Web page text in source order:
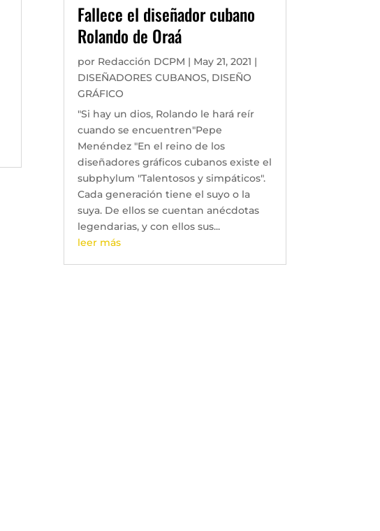
Fallece el diseñador cubano
Rolando de Oraá
por Redacción DCPM | May 21, 2021 |
DISEÑADORES CUBANOS, DISEÑO
GRÁFICO
"Si hay un dios, Rolando le hará reír
cuando se encuentren"Pepe
Menéndez "En el reino de los
diseñadores gráficos cubanos existe el
subphylum "Talentosos y simpáticos".
Cada generación tiene el suyo o la
suya. De ellos se cuentan anécdotas
legendarias, y con ellos sus...
leer más